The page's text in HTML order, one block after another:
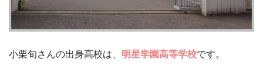
小栗旬さんの出身高校は、 明星学園高等学校です。